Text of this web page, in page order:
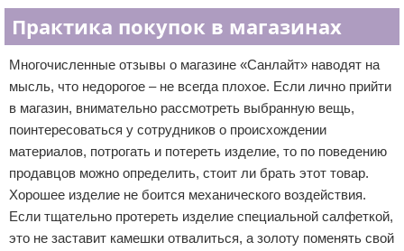
Практика покупок в магазинах
Многочисленные отзывы о магазине «Санлайт» наводят на
мысль, что недорогое – не всегда плохое. Если лично прийти
в магазин, внимательно рассмотреть выбранную вещь,
поинтересоваться у сотрудников о происхождении
материалов, потрогать и потереть изделие, то по поведению
продавцов можно определить, стоит ли брать этот товар.
Хорошее изделие не боится механического воздействия.
Если тщательно протереть изделие специальной салфеткой,
это не заставит камешки отвалиться, а золоту поменять свой